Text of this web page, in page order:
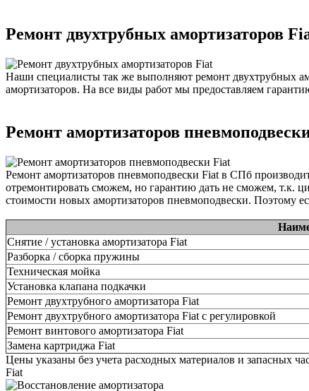
Ремонт двухтрубных амортизаторов
Наши специалисты так же выполняют ремонт двухтрубных
амортизаторов. На все виды работ мы предоставляем
Ремонт амортизаторов
Ремонт амортизаторов пневмоподвески Fiat в СПб
отремонтировать сможем, но гарантию дать не сможем, т.к.
стоимости новых амортизаторов пневмоподвески. Поэтому
Снятие / установка амортизатора Fiat
Разборка / сборка пружины
Техническая мойка
Установка клапана подкачки
Ремонт двухтрубного амортизатора Fiat
Ремонт двухтрубного амортизатора Fiat с регулировкой
Ремонт винтового амортизатора Fiat
Замена картриджа Fiat
Цены указаны без учета расходных материалов и запасных
Fiat